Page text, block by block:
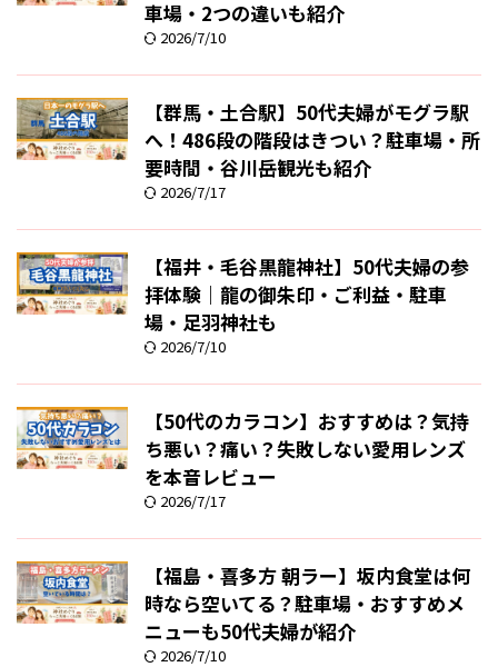
車場・2つの違いも紹介
2026/7/10
【群馬・土合駅】50代夫婦がモグラ駅
へ！486段の階段はきつい？駐車場・所
要時間・谷川岳観光も紹介
2026/7/17
【福井・毛谷黒龍神社】50代夫婦の参
拝体験｜龍の御朱印・ご利益・駐車
場・足羽神社も
2026/7/10
【50代のカラコン】おすすめは？気持
ち悪い？痛い？失敗しない愛用レンズ
を本音レビュー
2026/7/17
【福島・喜多方 朝ラー】坂内食堂は何
時なら空いてる？駐車場・おすすめメ
ニューも50代夫婦が紹介
2026/7/10